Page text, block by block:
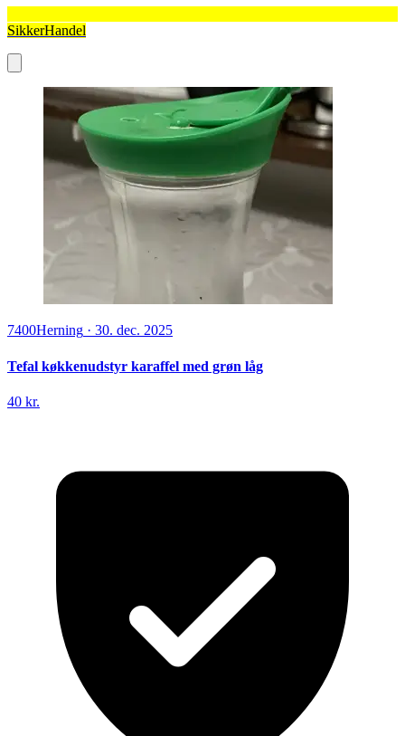
SikkerHandel
7400Herning · 30. dec. 2025
Tefal køkkenudstyr karaffel med grøn låg
40 kr.